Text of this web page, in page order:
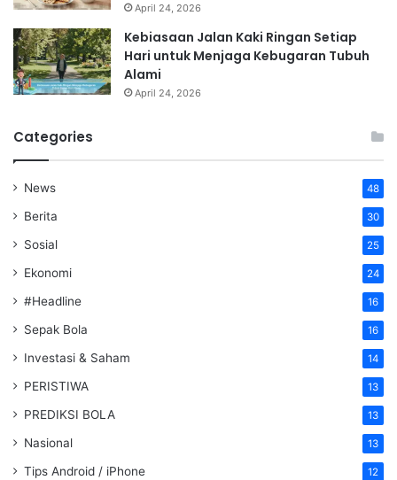
April 24, 2026
Kebiasaan Jalan Kaki Ringan Setiap
Hari untuk Menjaga Kebugaran Tubuh
Alami
April 24, 2026
Categories
News 48
Berita 30
Sosial 25
Ekonomi 24
#Headline 16
Sepak Bola 16
Investasi & Saham 14
PERISTIWA 13
PREDIKSI BOLA 13
Nasional 13
Tips Android / iPhone 12